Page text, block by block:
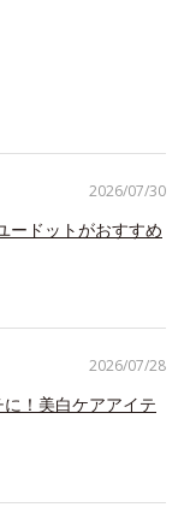
ードットがおすすめ
2026/07/30
！美白ケアアイテ
2026/07/28